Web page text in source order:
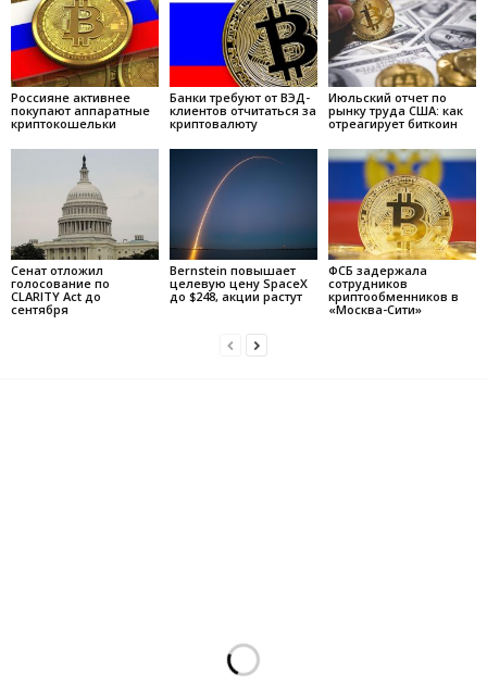
Россияне активнее
покупают аппаратные
криптокошельки
Банки требуют от ВЭД-
клиентов отчитаться за
криптовалюту
Июльский отчет по
рынку труда США: как
отреагирует биткоин
Сенат отложил
голосование по
CLARITY Act до
сентября
Bernstein повышает
целевую цену SpaceX
до $248, акции растут
ФСБ задержала
сотрудников
криптообменников в
«Москва-Сити»